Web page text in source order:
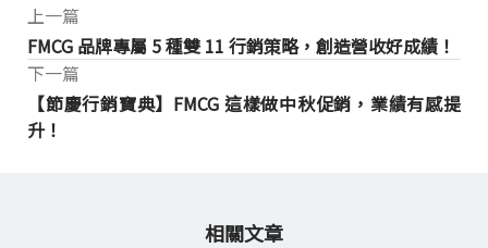
上一篇
FMCG 品牌專屬 5 種雙 11 行銷策略，創造營收好成績！
【節慶行銷寶典】FMCG 這樣做中秋促銷，業績有感提
升！
下一篇
相關文章